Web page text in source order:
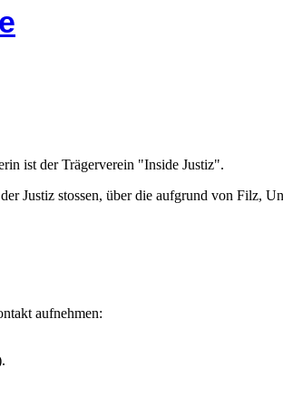
ist der Trägerverein "Inside Justiz".
Justiz stossen, über die aufgrund von Filz,
aufnehmen: